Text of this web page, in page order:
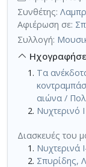
Συνθέτης:
Αφιέρωση σε:
Συλλογή:
Τα
αιώνα /
Νυχτερινό Ι
Διασκευές του
Νυχτερινά
Σπυρίδης,